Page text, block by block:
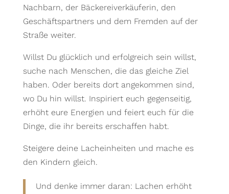
Nachbarn, der Bäckereiverkäuferin, den
Geschäftspartners und dem Fremden auf der
Straße weiter.
Willst Du glücklich und erfolgreich sein willst,
suche nach Menschen, die das gleiche Ziel
haben. Oder bereits dort angekommen sind,
wo Du hin willst. Inspiriert euch gegenseitig,
erhöht eure Energien und feiert euch für die
Dinge, die ihr bereits erschaffen habt.
Steigere deine Lacheinheiten und mache es
den Kindern gleich.
Und denke immer daran: Lachen erhöht